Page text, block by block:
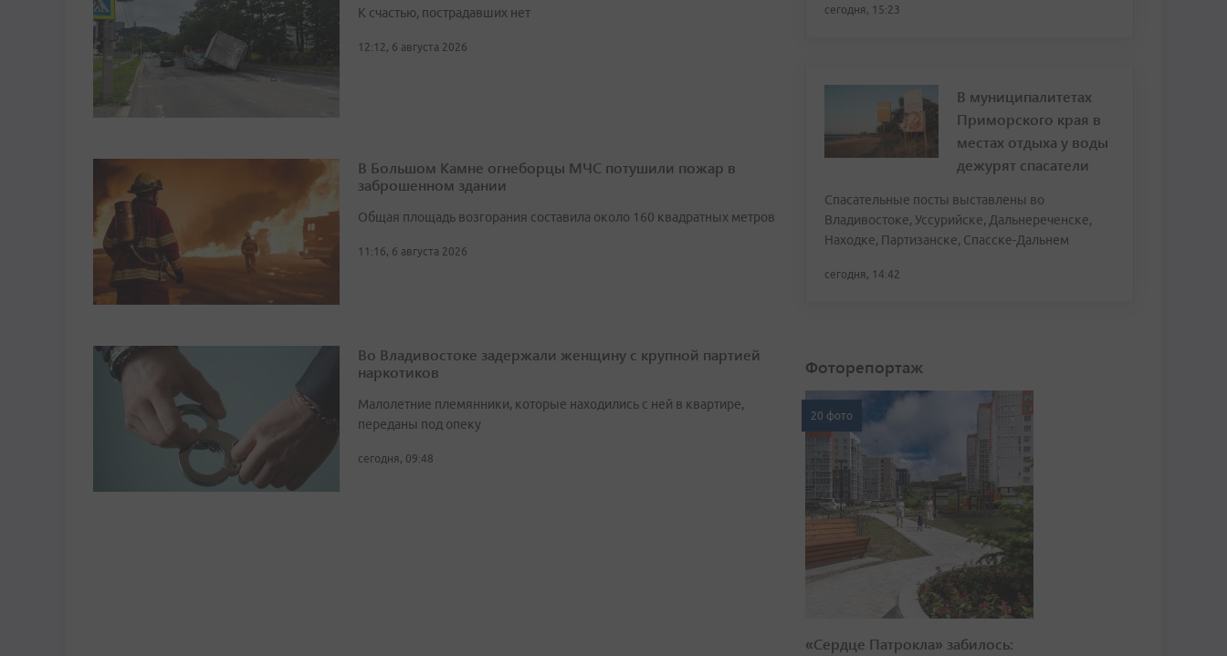
К счастью, пострадавших нет
12:12, 6 августа 2026
В Большом Камне огнеборцы МЧС потушили пожар в
заброшенном здании
Общая площадь возгорания составила около 160 квадратных метров
11:16, 6 августа 2026
Во Владивостоке задержали женщину с крупной партией
наркотиков
Малолетние племянники, которые находились с ней в квартире,
переданы под опеку
сегодня, 09:48
сегодня, 15:23
В муниципалитетах
Приморского края в
местах отдыха у воды
дежурят спасатели
Спасательные посты выставлены во
Владивостоке, Уссурийске, Дальнереченске,
Находке, Партизанске, Спасске-Дальнем
сегодня, 14:42
Фоторепортаж
20 фото
«Сердце Патрокла» забилось: